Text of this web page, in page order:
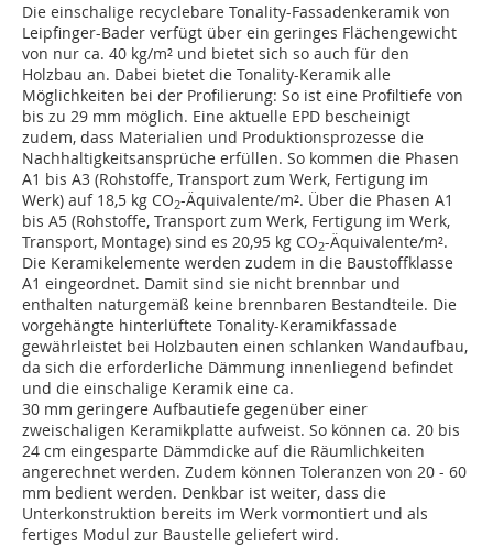
Die einschalige recyclebare Tonality-Fassadenkeramik von
Leipfinger-Bader verfügt über ein geringes Flächengewicht
von nur ca. 40 kg/m² und bietet sich so auch für den
Holzbau an. Dabei bietet die Tonality-Keramik alle
Möglichkeiten bei der Profilierung: So ist eine Profiltiefe von
bis zu 29 mm möglich. Eine aktuelle EPD bescheinigt
zudem, dass Materialien und Produktionsprozesse die
Nachhaltigkeitsansprüche erfüllen. So kommen die Phasen
A1 bis A3 (Rohstoffe, Transport zum Werk, Fertigung im
Werk) auf 18,5 kg CO2-Äquivalente/m². Über die Phasen A1
bis A5 (Rohstoffe, Transport zum Werk, Fertigung im Werk,
Transport, Montage) sind es 20,95 kg CO2-Äquivalente/m².
Die Keramikelemente werden zudem in die Baustoffklasse
A1 eingeordnet. Damit sind sie nicht brennbar und
enthalten naturgemäß keine brennbaren Bestandteile. Die
vorgehängte hinterlüftete Tonality-Keramikfassade
gewährleistet bei Holzbauten einen schlanken Wandaufbau,
da sich die erforderliche Dämmung innenliegend befindet
und die einschalige Keramik eine ca.
30 mm geringere Aufbautiefe gegenüber einer
zweischaligen Keramikplatte aufweist. So können ca. 20 bis
24 cm eingesparte Dämmdicke auf die Räumlichkeiten
angerechnet werden. Zudem können Toleranzen von 20 - 60
mm bedient werden. Denkbar ist weiter, dass die
Unterkonstruktion bereits im Werk vormontiert und als
fertiges Modul zur Baustelle geliefert wird.